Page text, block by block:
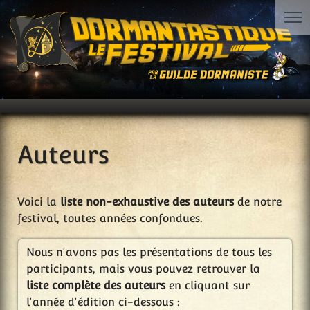
Auteurs
Voici la liste non-exhaustive des auteursde notre
festival, toutes années confondues.
Nous n'avons pas les présentations de tous les
participants, mais vous pouvez retrouver la
liste complète des auteursen cliquant sur
l'année d'édition ci-dessous :